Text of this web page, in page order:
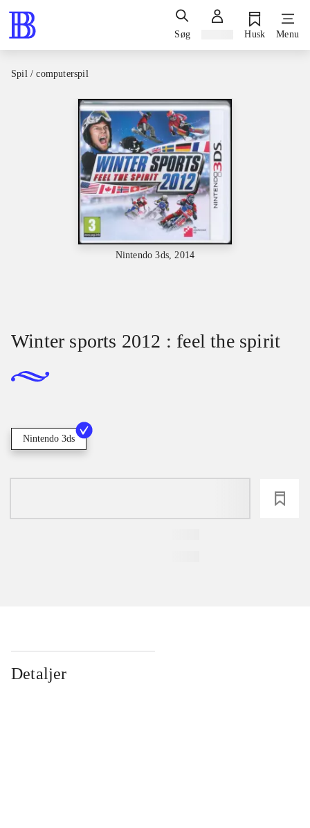
Søg Husk Menu
Spil / computerspil
Nintendo 3ds, 2014
Winter sports 2012 : feel the spirit
Nintendo 3ds
Detaljer